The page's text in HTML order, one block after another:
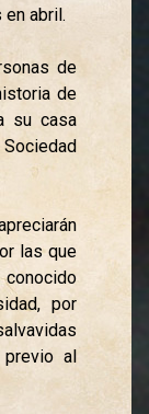
abril.
de
de
su casa
las que
por
al